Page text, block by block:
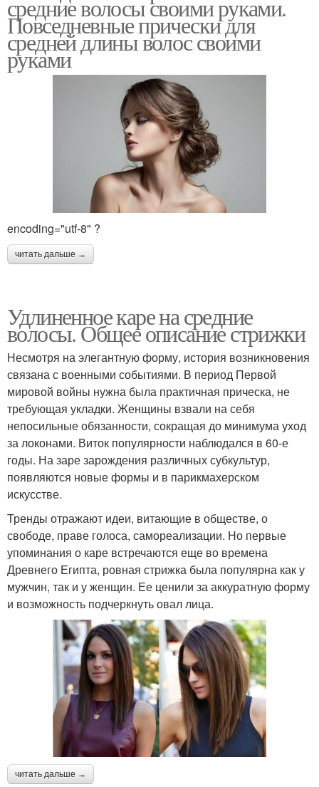
Прямое каре Каре с косой
Каре с короткой челкой
Каре с удлиненной
челкой
Рваное каре
Каре на волнистые
волосы
Каре с прямой
Каре с рваной челкой Каре с асимметрией
Каре на тонкие волосы Каре с градуировкой
Каре на короткие и Ультракороткое каре
Каре с мелированием
Каре для удлиненных
волос
Многоступенчатое каре
средние волосы своими руками.
Повседневные прически для
средней длины волос своими
руками
encoding="utf-8" ?
читать дальше →
Удлиненное каре на средние
волосы. Общее описание стрижки
Несмотря на элегантную форму, история возникновения
связана с военными событиями. В период Первой
мировой войны нужна была практичная прическа, не
требующая укладки. Женщины взвали на себя
непосильные обязанности, сокращая до минимума уход
за локонами. Виток популярности наблюдался в 60-е
годы. На заре зарождения различных субкультур,
появляются новые формы и в парикмахерском
искусстве.
Тренды отражают идеи, витающие в обществе, о
свободе, праве голоса, самореализации. Но первые
упоминания о каре встречаются еще во времена
Древнего Египта, ровная стрижка была популярна как у
мужчин, так и у женщин. Ее ценили за аккуратную форму
и возможность подчеркнуть овал лица.
читать дальше →